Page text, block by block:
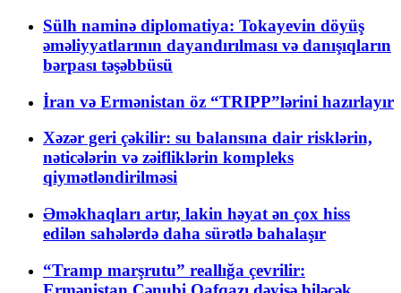
Sülh naminə diplomatiya: Tokayevin döyüş
əməliyyatlarının dayandırılması və danışıqların
bərpası təşəbbüsü
İran və Ermənistan öz “TRIPP”lərini hazırlayır
Xəzər geri çəkilir: su balansına dair risklərin,
nəticələrin və zəifliklərin kompleks
qiymətləndirilməsi
Əməkhaqları artır, lakin həyat ən çox hiss
edilən sahələrdə daha sürətlə bahalaşır
“Tramp marşrutu” reallığa çevrilir: